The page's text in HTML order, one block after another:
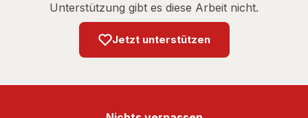
Unterstützung gibt es diese Arbeit nicht.
Jetzt unterstützen